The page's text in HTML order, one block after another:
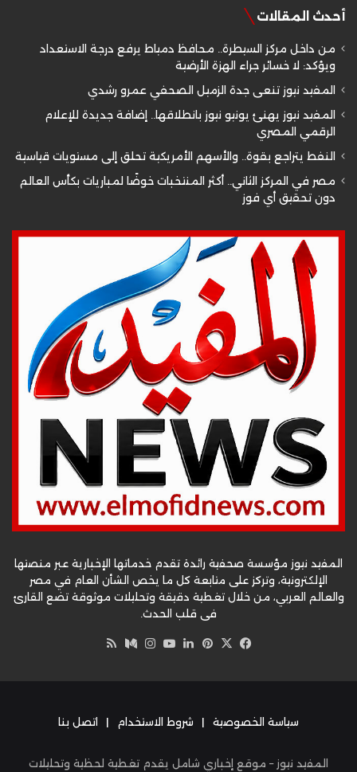
أحدث المقالات
من داخل مركز السيطرة.. محافظ دمياط يرفع درجة الاستعداد
ويؤكد: لا خسائر جراء الهزة الأرضية
المفيد نيوز تنعى جدة الزميل الصحفي عمرو رشدي
المفيد نيوز يهنئ يونيو نيوز بانطلاقها.. إضافة جديدة للإعلام
الرقمي المصري
النفط يتراجع بقوة.. والأسهم الأمريكية تحلق إلى مستويات قياسية
مصر في المركز الثاني.. أكثر المنتخبات خوضًا لمباريات بكأس العالم
دون تحقيق أي فوز
المفيد نيوز مؤسسة صحفية رائدة تقدم خدماتها الإخبارية عبر منصتها
الإلكترونية، وتركز على متابعة كل ما يخص الشأن العام في مصر
والعالم العربي، من خلال تغطية دقيقة وتحليلات موثوقة تضع القارئ
في قلب الحدث.
فيسبوك
‫X بينتيريست
لينكدإن‫YouTube
انستقرام
وسط
سياسة الخصوصية | شروط الاستخدام | اتصل بنا
المفيد نيوز – موقع إخباري شامل يقدم تغطية لحظية وتحليلات